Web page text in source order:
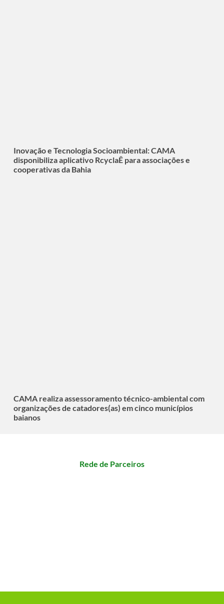
Inovação e Tecnologia Socioambiental: CAMA
disponibiliza aplicativo RcyclaÊ para associações e
cooperativas da Bahia
CAMA realiza assessoramento técnico-ambiental com
organizações de catadores(as) em cinco municípios
baianos
Rede de Parceiros